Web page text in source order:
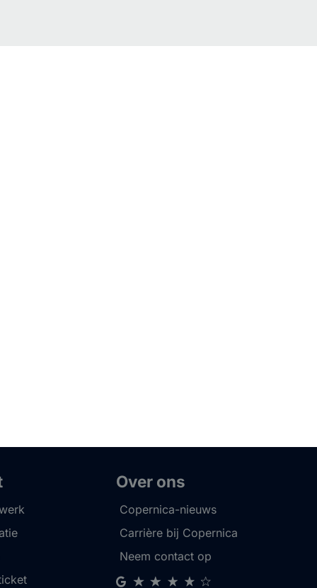
Over ons
Copernica-nieuws
Carrière bij Copernica
Neem contact op